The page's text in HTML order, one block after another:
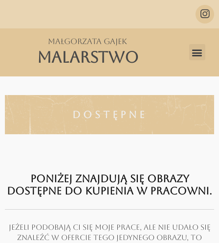
Małgorzata Gajek
MALARSTWO
dostępne
PONIŻEJ ZNAJDUJĄ SIĘ OBRAZY
DOSTĘPNE DO KUPIENIA W PRACOWNI.
Jeżeli podobają Ci się moje prace, ale nie udało się
znaleźć w ofercie tego jedynego obrazu, to